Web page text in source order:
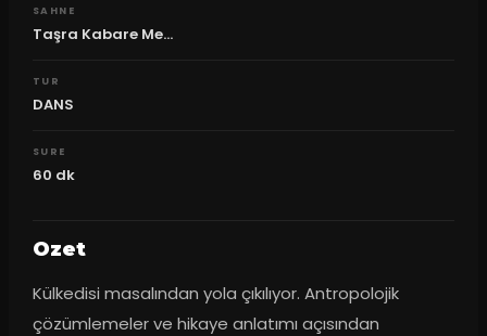
SAHNE
Taşra Kabare Me...
TUR
DANS
SURE
60 dk
Ozet
Külkedisi masalından yola çıkılıyor. Antropolojik
çözümlemeler ve hikaye anlatımı açısından